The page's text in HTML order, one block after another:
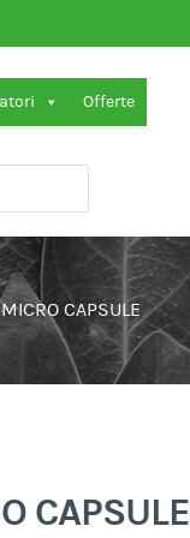
Offerte
CAPSULE
CAPSULE